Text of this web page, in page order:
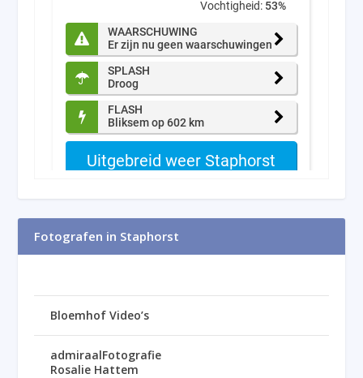
Fotografen in Staphorst
Bloemhof Video’s
admiraalFotografie
Rosalie Hattem